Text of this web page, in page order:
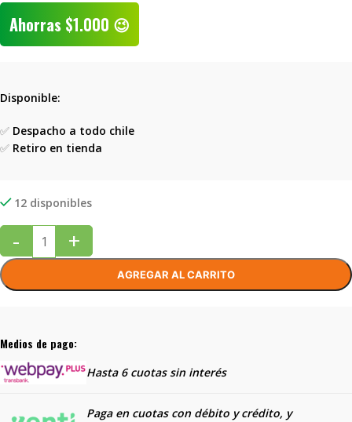
Ahorras $1.000 😉
Disponible:
✅ Despacho a todo chile
✅ Retiro en tienda
12 disponibles
- +
AGREGAR AL CARRITO
Medios de pago:
Hasta 6 cuotas sin interés
Paga en cuotas con débito y crédito, y